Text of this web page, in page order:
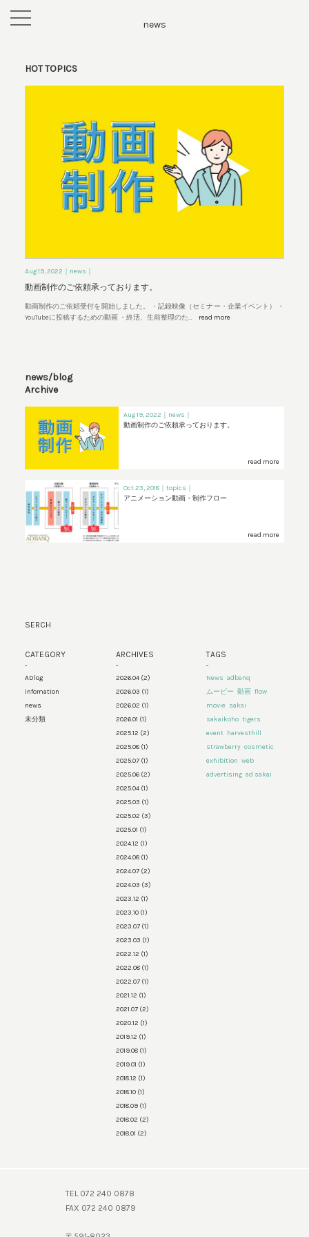
news
toggle
HOT TOPICS
Aug 19, 2022 ｜news｜
動画制作のご依頼承っております。
動画制作のご依頼受付を開始しました。 ・記録映像（セミナー・企業イベント） ・
YouTubeに投稿するための動画 ・終活、生前整理のた…
read more
news/blog
Archive
Aug 19, 2022 ｜news｜
動画制作のご依頼承っております。
read more
Oct 23, 2018 ｜topics｜
アニメーション動画・制作フロー
read more
SERCH
CATEGORY
-
ADlog
infomation
news
未分類
ARCHIVES
-
2026.04(2)
2026.03 (1)
2026.02 (1)
2026.01 (1)
2025.12 (2)
2025.08(1)
2025.07(1)
2025.06(2)
2025.04(1)
2025.03 (1)
2025.02 (3)
2025.01 (1)
2024.12 (1)
2024.08(1)
2024.07(2)
2024.03 (3)
2023.12 (1)
2023.10(1)
2023.07(1)
2023.03 (1)
2022.12 (1)
2022.08(1)
2022.07(1)
2021.12 (1)
2021.07(2)
2020.12 (1)
2019.12 (1)
2019.08(1)
2019.01 (1)
2018.12 (1)
2018.10(1)
2018.09(1)
2018.02 (2)
2018.01 (2)
TAGS
-
News adbanq
ムービー 動画 flow
movie sakai
sakaikoho tigers
event harvesthill
strawberry cosmetic
exhibition web
advertising ad sakai
TEL 072 240 0878
FAX 072 240 0879